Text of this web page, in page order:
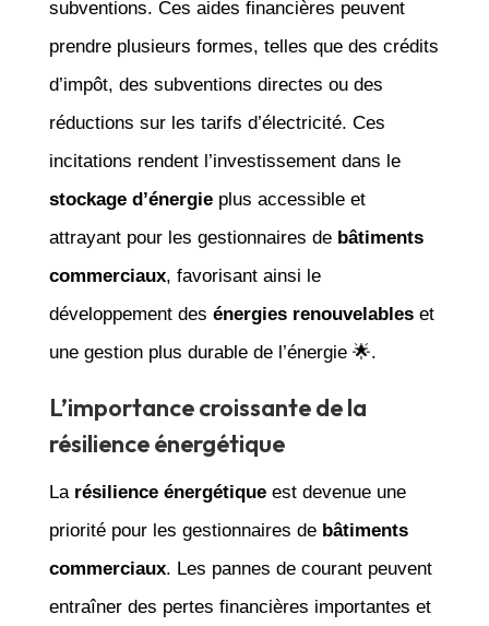
subventions. Ces aides financières peuvent
prendre plusieurs formes, telles que des crédits
d’impôt, des subventions directes ou des
réductions sur les tarifs d’électricité. Ces
incitations rendent l’investissement dans le
stockage d’énergieplus accessible et
attrayant pour les gestionnaires de bâtiments
commerciaux, favorisant ainsi le
développement des énergies renouvelableset
une gestion plus durable de l’énergie 🌟.
L’importance croissante de la
résilience énergétique
La résilience énergétiqueest devenue une
priorité pour les gestionnaires de bâtiments
commerciaux. Les pannes de courant peuvent
entraîner des pertes financières importantes et